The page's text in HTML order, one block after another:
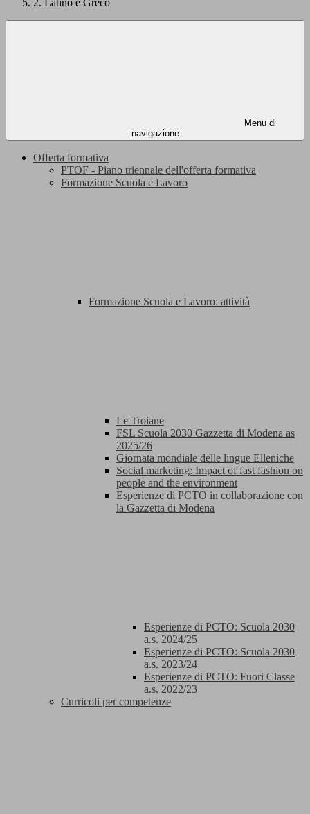
2. Latino e Greco
Menu di
navigazione
Offerta formativa
PTOF - Piano triennale dell'offerta formativa
Formazione Scuola e Lavoro
Formazione Scuola e Lavoro: attività
Le Troiane
FSL Scuola 2030 Gazzetta di Modena as
2025/26
Giornata mondiale delle lingue Elleniche
Social marketing: Impact of fast fashion on
people and the environment
Esperienze di PCTO in collaborazione con
la Gazzetta di Modena
Esperienze di PCTO: Scuola 2030
a.s. 2024/25
Esperienze di PCTO: Scuola 2030
a.s. 2023/24
Esperienze di PCTO: Fuori Classe
a.s. 2022/23
Curricoli per competenze